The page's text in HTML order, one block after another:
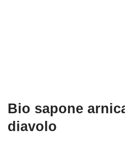
Bio sapone
diavolo